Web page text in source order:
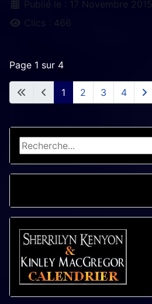
Rechercher
DétailsPublié le : 17 Novembre 2015
Clics : 466
Page 1 sur 4
1 2 3 4